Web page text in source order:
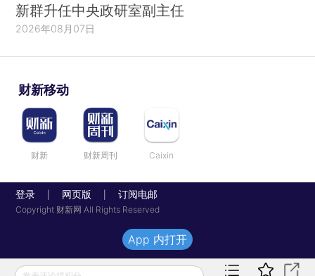
新群升任中央政研室副主任
2026年08月07日
财新移动
财新 财新周刊 Caixin
登录 网页版 订阅电邮
Copyright 财新网 All Rights Reserved
App 内打开